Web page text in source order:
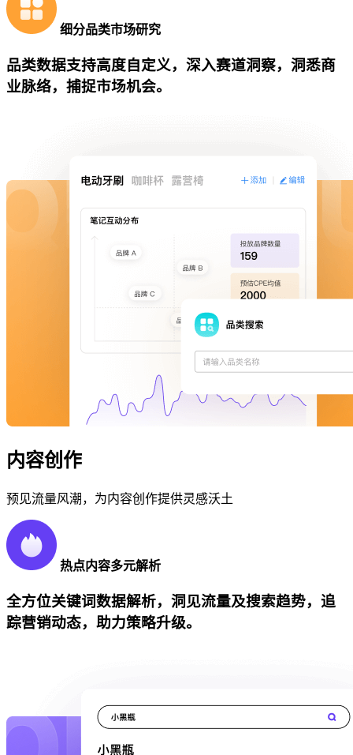
细分品类市场研究
品类数据支持高度自定义，深入赛道洞察，洞悉商
业脉络，捕捉市场机会。
内容创作
预见流量风潮，为内容创作提供灵感沃土
热点内容多元解析
全方位关键词数据解析，洞见流量及搜索趋势，追
踪营销动态，助力策略升级。